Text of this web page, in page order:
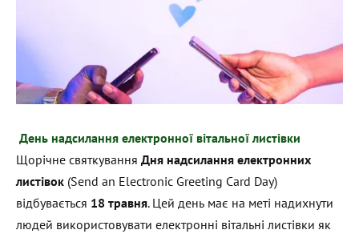
День надсилання електронної вітальної листівки
Щорічне святкування Дня надсилання електронних
листівок (Send an Electronic Greeting Card Day)
відбувається 18 травня. Цей день має на меті надихнути
людей використовувати електронні вітальні листівки як